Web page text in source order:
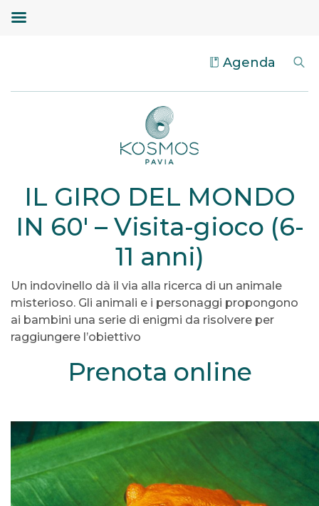
Agenda
IL GIRO DEL MONDO
IN 60′ – Visita-gioco (6-
11 anni)
Un indovinello dà il via alla ricerca di un animale
misterioso. Gli animali e i personaggi propongono
ai bambini una serie di enigmi da risolvere per
raggiungere l’obiettivo
Prenota online